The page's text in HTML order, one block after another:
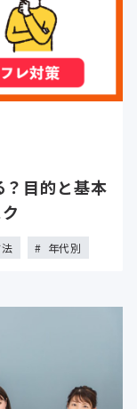
目的と基本
年代別